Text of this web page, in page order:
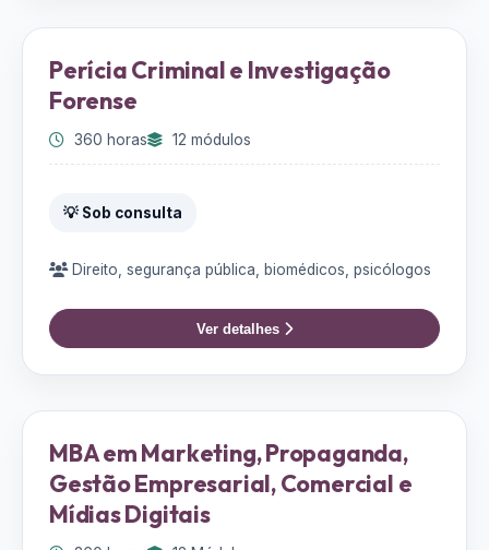
Perícia Criminal e Investigação
Forense
360 horas 12 módulos
💡 Sob consulta
Direito, segurança pública, biomédicos, psicólogos
Ver detalhes
MBA em Marketing, Propaganda,
Gestão Empresarial, Comercial e
Mídias Digitais